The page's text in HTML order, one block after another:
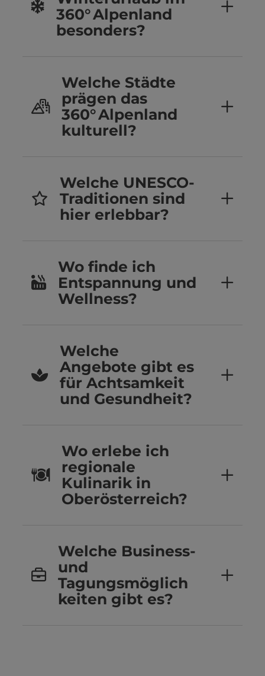
360° Alpenland
besonders?
Welche Städte
prägen das
360° Alpenland
kulturell?
Welche UNESCO-
Traditionen sind
hier erlebbar?
Wo finde ich
Entspannung und
Wellness?
Welche
Angebote gibt es
für Achtsamkeit
und Gesundheit?
Wo erlebe ich
regionale
Kulinarik in
Oberösterreich?
Welche Business-
und
Tagungsmöglich
keiten gibt es?